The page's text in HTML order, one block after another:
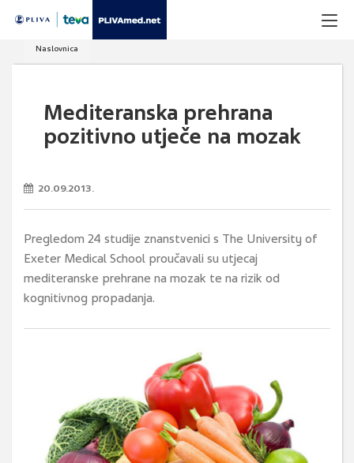
Naslovnica
Mediteranska prehrana
pozitivno utječe na mozak
20.09.2013.
Pregledom 24 studije znanstvenici s The University of
Exeter Medical School proučavali su utjecaj
mediteranske prehrane na mozak te na rizik od
kognitivnog propadanja.